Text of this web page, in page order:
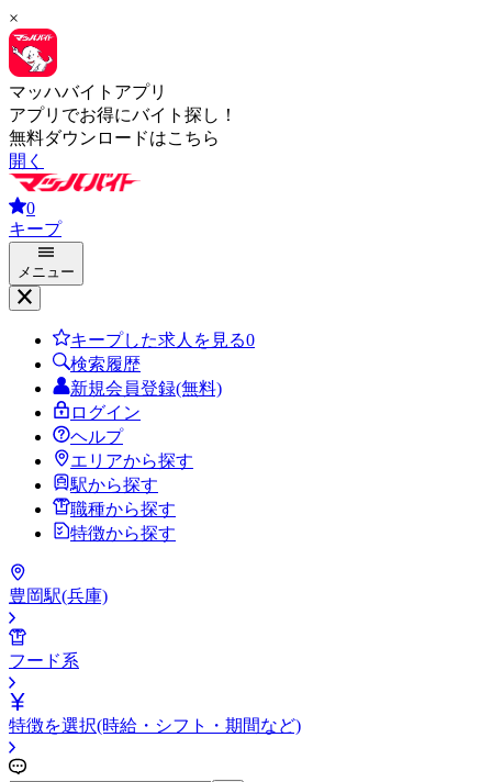
×
マッハバイトアプリ
アプリでお得にバイト探し！
無料ダウンロードはこちら
開く
0
キープ
メニュー
キープした求人を見る0
検索履歴
新規会員登録(無料)
ログイン
ヘルプ
エリアから探す
駅から探す
職種から探す
特徴から探す
豊岡駅(兵庫)
フード系
特徴を選択(時給・シフト・期間など)